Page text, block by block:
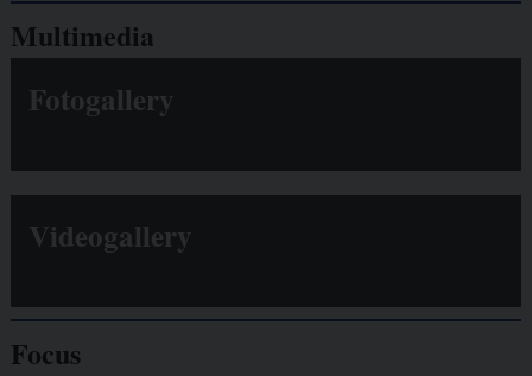
Multimedia
Fotogallery
Videogallery
Focus